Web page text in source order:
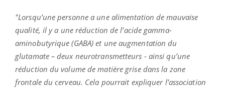
"Lorsqu’une personne a une alimentation de mauvaise
qualité, il y a une réduction de l’acide gamma-
aminobutyrique (GABA) et une augmentation du
glutamate – deux neurotransmetteurs - ainsi qu’une
réduction du volume de matière grise dans la zone
frontale du cerveau. Cela pourrait expliquer l’association